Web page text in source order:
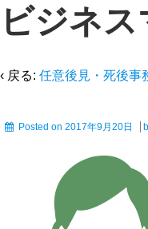
ビジネ
‹ 戻る: 任意後見・死後事
Posted on 2017年9月20日